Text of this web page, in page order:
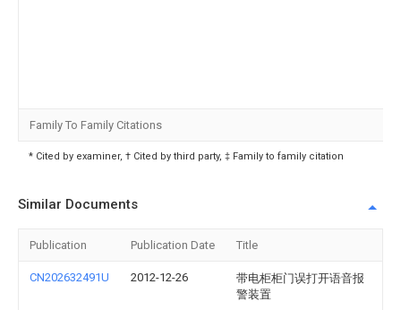
Family To Family Citations
* Cited by examiner, † Cited by third party, ‡ Family to family citation
Similar Documents
Publication Publication Date Title
CN202632491U 2012-12-26
带电柜柜门误打开语音报
警装置